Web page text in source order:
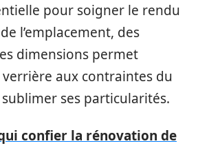
pour soigner le rendu
l’emplacement, des
dimensions permet
verrière aux contraintes du
ses particularités.
confier la rénovation de